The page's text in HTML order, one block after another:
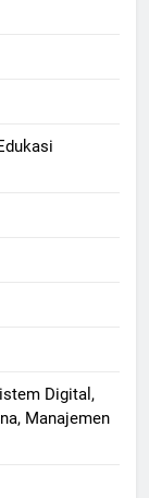
Digital,
Manajemen